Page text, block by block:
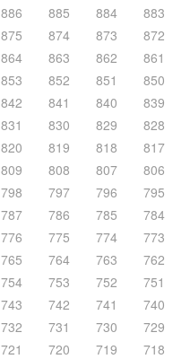
886 885 884 883
875 874 873 872
864 863 862 861
853 852 851 850
842 841 840 839
831 830 829 828
820 819 818 817
809 808 807 806
798 797 796 795
787 786 785 784
776 775 774 773
765 764 763 762
754 753 752 751
743 742 741 740
732 731 730 729
721 720 719 718